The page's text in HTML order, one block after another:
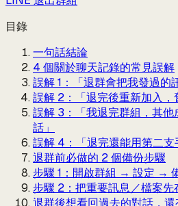
目錄
一句話結論
4 個關於聊天記錄的常見誤解
誤解 1：「退群會把我發過的
誤解 2：「退完後重新加入，
誤解 3：「我退完群組，其
話」
誤解 4：「退完還能用第二支
退群前必做的 2 個備份步驟
步驟 1：開啟群組 → 設定 →
步驟 2：把重要訊息／檔案先
退群後想看回過去的對話，還